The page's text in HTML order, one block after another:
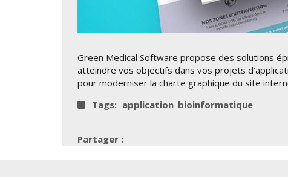
Green Medical Software propose des solutions
atteindre vos objectifs dans vos projets
pour moderniser la charte graphique du site
Tags: application bioinformatique